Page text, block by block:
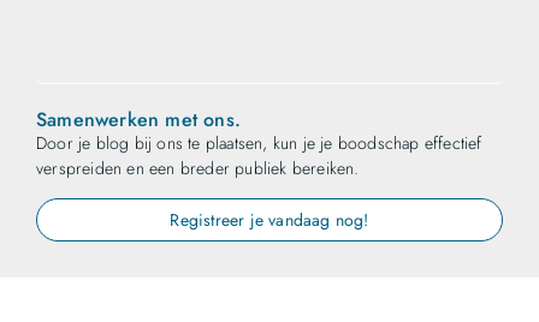
Samenwerken met ons.
Door je blog bij ons te plaatsen, kun je je boodschap effectief
verspreiden en een breder publiek bereiken.
Registreer je vandaag nog!